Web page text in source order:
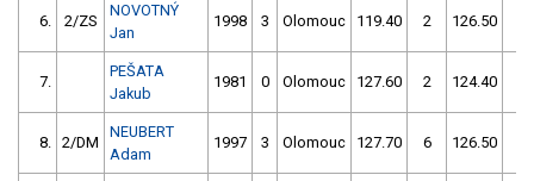
6. 2/ZS
NOVOTNÝ
Jan
1998 3 Olomouc 119.40 2 126.50
7.
PEŠATA
Jakub
1981 0 Olomouc 127.60 2 124.40
8. 2/DM
NEUBERT
Adam
1997 3 Olomouc 127.70 6 126.50